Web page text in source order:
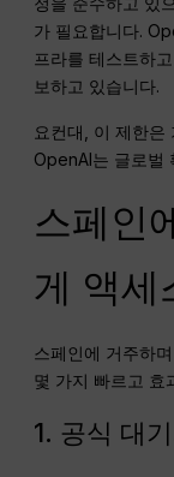
가 필요합니다.
프라를 테스트하
보하고 있습니다.
요컨대, 이 제한은
OpenAI는 글로벌
스페인
게 액세
스페인에 거주하
몇 가지 빠르고 효
1. 공식 대